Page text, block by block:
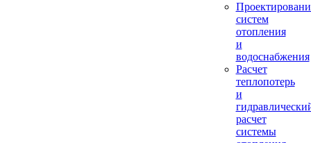
систем
отопления
и
водоснабжения
Расчет
теплопотерь
и
расчет
системы